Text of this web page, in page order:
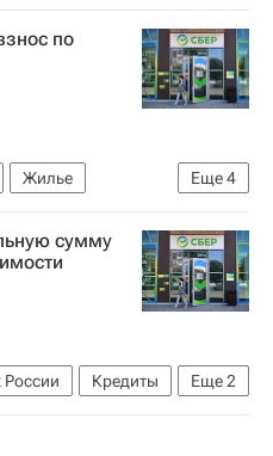
по
Еще4
Жилье
Сбер
(ФНС России)
сумму
Еще2
Кредиты